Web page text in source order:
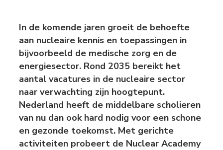
In de komende jaren groeit de behoefte
aan nucleaire kennis en toepassingen in
bijvoorbeeld de medische zorg en de
energiesector. Rond 2035 bereikt het
aantal vacatures in de nucleaire sector
naar verwachting zijn hoogtepunt.
Nederland heeft de middelbare scholieren
van nu dan ook hard nodig voor een schone
en gezonde toekomst. Met gerichte
activiteiten probeert de Nuclear Academy